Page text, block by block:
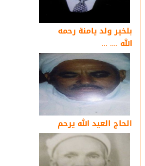
بلخير ولد يامنة رحمه
الله .... ...
الحاج العيد الله يرحم